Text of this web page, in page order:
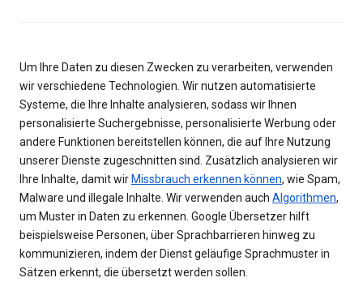
Um Ihre Daten zu diesen Zwecken zu verarbeiten, verwenden
wir verschiedene Technologien. Wir nutzen automatisierte
Systeme, die Ihre Inhalte analysieren, sodass wir Ihnen
personalisierte Suchergebnisse, personalisierte Werbung oder
andere Funktionen bereitstellen können, die auf Ihre Nutzung
unserer Dienste zugeschnitten sind. Zusätzlich analysieren wir
Ihre Inhalte, damit wir Missbrauch erkennen können, wie Spam,
Malware und illegale Inhalte. Wir verwenden auch Algorithmen,
um Muster in Daten zu erkennen. Google Übersetzer hilft
beispielsweise Personen, über Sprachbarrieren hinweg zu
kommunizieren, indem der Dienst geläufige Sprachmuster in
Sätzen erkennt, die übersetzt werden sollen.